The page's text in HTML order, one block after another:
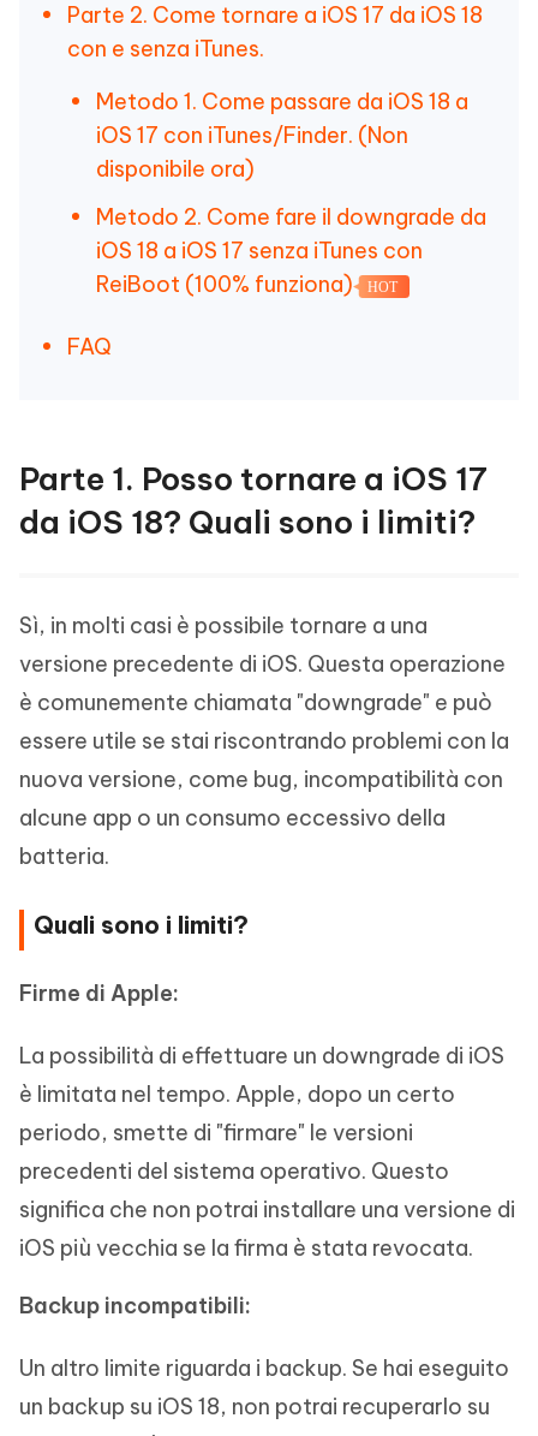
Parte 2. Come tornare a iOS 17 da iOS 18
con e senza iTunes.
Metodo 1. Come passare da iOS 18 a
iOS 17 con iTunes/Finder. (Non
disponibile ora)
Metodo 2. Come fare il downgrade da
iOS 18 a iOS 17 senza iTunes con
ReiBoot (100% funziona)
HOT
FAQ
Parte 1. Posso tornare a iOS 17
da iOS 18? Quali sono i limiti?
Sì, in molti casi è possibile tornare a una
versione precedente di iOS. Questa operazione
è comunemente chiamata "downgrade" e può
essere utile se stai riscontrando problemi con la
nuova versione, come bug, incompatibilità con
alcune app o un consumo eccessivo della
batteria.
Quali sono i limiti?
Firme di Apple:
La possibilità di effettuare un downgrade di iOS
è limitata nel tempo. Apple, dopo un certo
periodo, smette di "firmare" le versioni
precedenti del sistema operativo. Questo
significa che non potrai installare una versione di
iOS più vecchia se la firma è stata revocata.
Backup incompatibili:
Un altro limite riguarda i backup. Se hai eseguito
un backup su iOS 18, non potrai recuperarlo su